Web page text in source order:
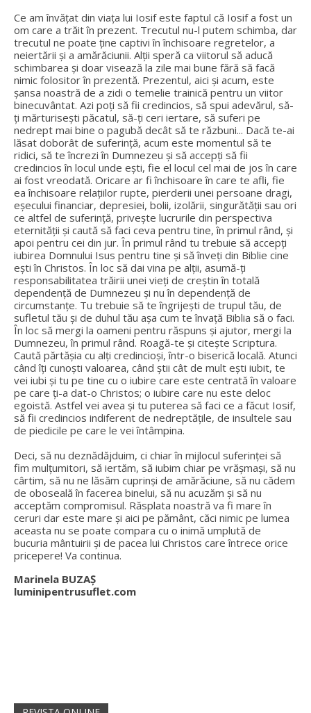
Ce am învățat din viața lui Iosif este faptul că Iosif a fost un
om care a trăit în prezent. Trecutul nu-l putem schimba, dar
trecutul ne poate ține captivi în închisoare regretelor, a
neiertării și a amărăciunii. Alții speră ca viitorul să aducă
schimbarea și doar visează la zile mai bune fără să facă
nimic folositor în prezentă. Prezentul, aici și acum, este
șansa noastră de a zidi o temelie trainică pentru un viitor
binecuvântat. Azi poți să fii credincios, să spui adevărul, să-
ți mărturisești păcatul, să-ți ceri iertare, să suferi pe
nedrept mai bine o pagubă decât să te răzbuni... Dacă te-ai
lăsat doborât de suferință, acum este momentul să te
ridici, să te încrezi în Dumnezeu și să accepți să fii
credincios în locul unde ești, fie el locul cel mai de jos în care
ai fost vreodată. Oricare ar fi închisoare în care te afli, fie
ea închisoare relațiilor rupte, pierderii unei persoane dragi,
eșecului financiar, depresiei, bolii, izolării, singurătății sau ori
ce altfel de suferință, privește lucrurile din perspectiva
eternității și caută să faci ceva pentru tine, în primul rând, și
apoi pentru cei din jur. În primul rând tu trebuie să accepți
iubirea Domnului Isus pentru tine și să înveți din Biblie cine
ești în Christos. În loc să dai vina pe alții, asumă-ți
responsabilitatea trăirii unei vieți de creștin în totală
dependență de Dumnezeu și nu în dependență de
circumstanțe. Tu trebuie să te îngrijești de trupul tău, de
sufletul tău și de duhul tău așa cum te învață Biblia să o faci.
În loc să mergi la oameni pentru răspuns și ajutor, mergi la
Dumnezeu, în primul rând. Roagă-te și citește Scriptura.
Caută părtășia cu alți credincioși, într-o biserică locală. Atunci
când îți cunoști valoarea, când știi cât de mult ești iubit, te
vei iubi și tu pe tine cu o iubire care este centrată în valoare
pe care ți-a dat-o Christos; o iubire care nu este deloc
egoistă. Astfel vei avea și tu puterea să faci ce a făcut Iosif,
să fii credincios indiferent de nedreptățile, de insultele sau
de piedicile pe care le vei întâmpina.
Deci, să nu deznădăjduim, ci chiar în mijlocul suferinței să
fim mulțumitori, să iertăm, să iubim chiar pe vrășmași, să nu
cârtim, să nu ne lăsăm cuprinși de amărăciune, să nu cădem
de oboseală în facerea binelui, să nu acuzăm și să nu
acceptăm compromisul. Răsplata noastră va fi mare în
ceruri dar este mare și aici pe pământ, căci nimic pe lumea
aceasta nu se poate compara cu o inimă umplută de
bucuria mântuirii și de pacea lui Christos care întrece orice
pricepere! Va continua.
Marinela BUZAȘ
luminipentrusuflet.com